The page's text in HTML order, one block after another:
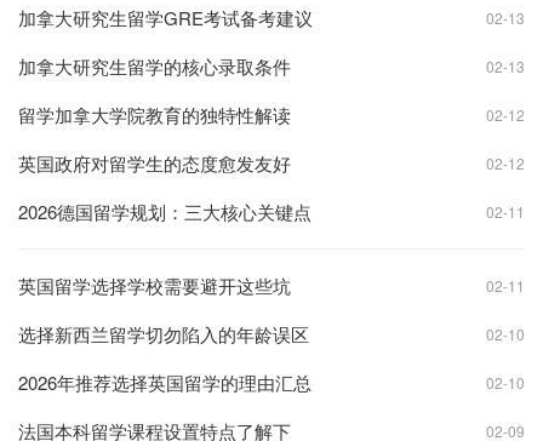
加拿大研究生留学GRE考试备考建议 02-13
加拿大研究生留学的核心录取条件 02-13
留学加拿大学院教育的独特性解读 02-12
英国政府对留学生的态度愈发友好 02-12
2026德国留学规划：三大核心关键点 02-11
英国留学选择学校需要避开这些坑 02-11
选择新西兰留学切勿陷入的年龄误区 02-10
2026年推荐选择英国留学的理由汇总 02-10
法国本科留学课程设置特点了解下 02-09